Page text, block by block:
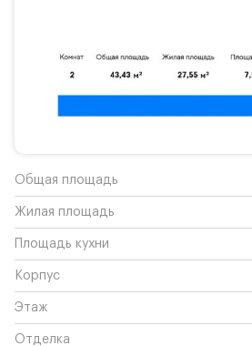
Общая площадь
Жилая площадь
Площадь кухни
Корпус
Этаж
Отделка